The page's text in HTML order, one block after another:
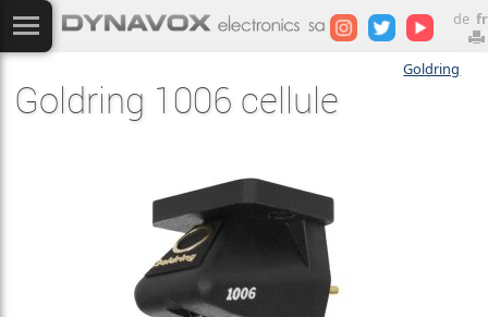
de fr
Goldring
Goldring 1006 cellule